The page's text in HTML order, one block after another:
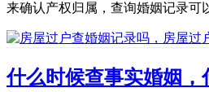
来确认产权归属，查询婚姻记录可
什么时候查事实婚姻，